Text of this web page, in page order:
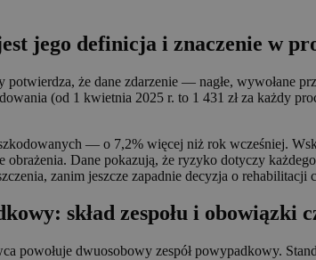
jego definicja i znaczenie w
że dane zdarzenie — nagłe, wywołane
(od 1 kwietnia 2025 r. to 1 431 zł za każdy
— o 7,2% więcej niż rok wcześniej.
obrażenia. Dane pokazują, że ryzyko dotyczy
zanim jeszcze zapadnie decyzja o rehabilitacji
skład zespołu i obowiązki
powołuje dwuosobowy zespół powypadkowy.